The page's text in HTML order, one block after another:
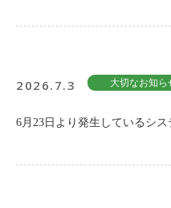
2026.7.3 大切なお知ら
6月23日より発生しているシ